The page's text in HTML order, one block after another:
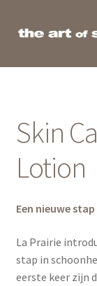
Ga
Ga
Home
Producten
Actueel
Team
Skin
Lotion
Een nieuwe stap
La Prairie
stap in
eerste keer zijn